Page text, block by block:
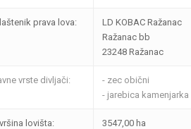
prava lova:
LD KOBAC Ražanac
Ražanac bb
23248 Ražanac
vrste divljači:
- zec obični
- jarebica kamenjarka
lovišta: 3547,00 ha